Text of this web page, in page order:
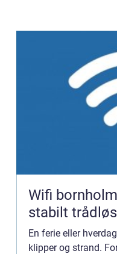
Wifi bornholm sådan får du
stabilt
En ferie eller
klipper og strand.